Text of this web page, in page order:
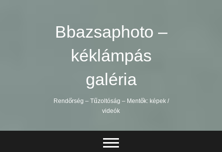
Bbazsaphoto –
kéklámpás
galéria
Rendőrség – Tűzoltóság – Mentők: képek /
videók